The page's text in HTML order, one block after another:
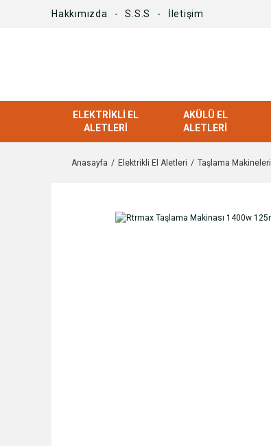
Hakkımızda S.S.S İletişim
ELEKTRIKLI EL
ALETLERI
AKÜLÜ EL
ALETLERI
Anasayfa Elektrikli El Aletleri Taşlama Makineleri